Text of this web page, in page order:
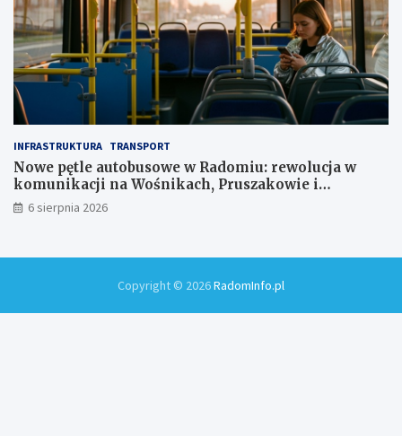
INFRASTRUKTURA TRANSPORT
Nowe pętle autobusowe w Radomiu: rewolucja w
komunikacji na Wośnikach, Pruszakowie i
Zamłyniu
6 sierpnia 2026
Copyright © 2026RadomInfo.pl